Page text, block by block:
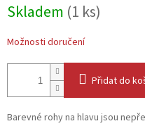
cena:
Skladem (1 ks)
Možnosti doručení
Přidat do
Barevné rohy na hlavu jsou